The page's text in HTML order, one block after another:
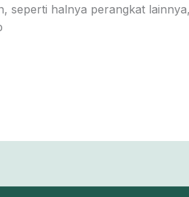
seperti halnya perangkat